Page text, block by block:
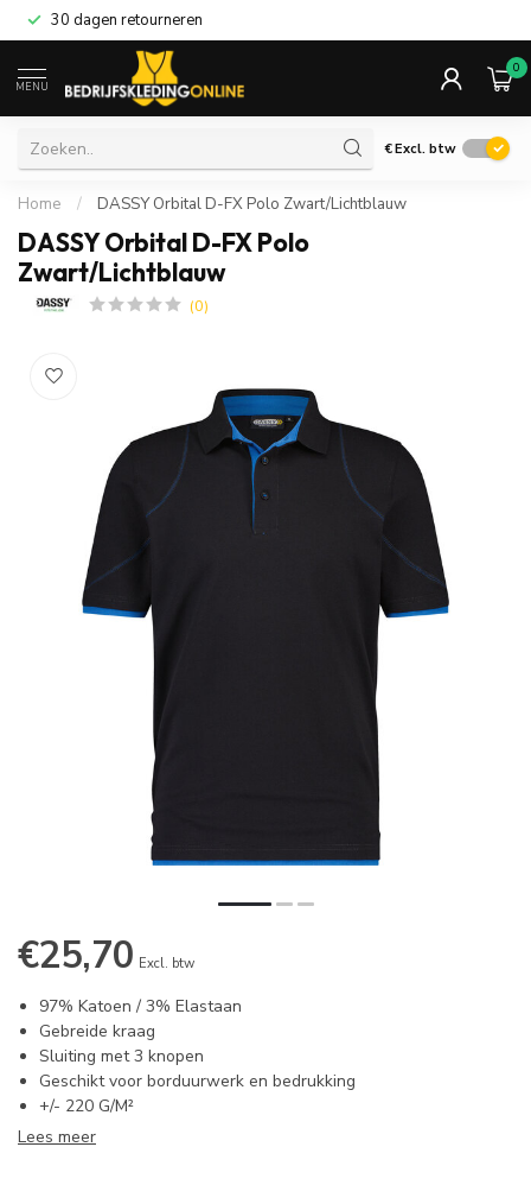
30 dagen retourneren
MENU
0
€Excl. btw
Home / DASSY Orbital D-FX Polo Zwart/Lichtblauw
DASSY Orbital D-FX Polo
Zwart/Lichtblauw
(0)
€25,70 Excl. btw
97% Katoen / 3% Elastaan
Gebreide kraag
Sluiting met 3 knopen
Geschikt voor borduurwerk en bedrukking
+/- 220 G/M²
Lees meer